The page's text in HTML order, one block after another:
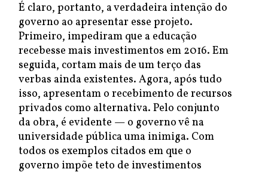
É claro, portanto, a verdadeira intenção do
governo ao apresentar esse projeto.
Primeiro, impediram que a educação
recebesse mais investimentos em 2016. Em
seguida, cortam mais de um terço das
verbas ainda existentes. Agora, após tudo
isso, apresentam o recebimento de recursos
privados como alternativa. Pelo conjunto
da obra, é evidente — o governo vê na
universidade pública uma inimiga. Com
todos os exemplos citados em que o
governo impõe teto de investimentos